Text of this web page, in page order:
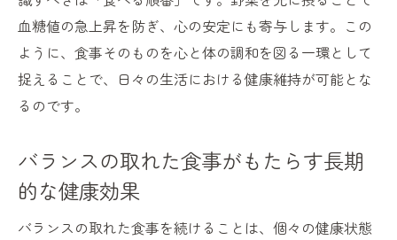
血糖値の急上昇を防ぎ、心の安定にも寄与します。この
ように、食事そのものを心と体の調和を図る一環として
捉えることで、日々の生活における健康維持が可能とな
るのです。
バランスの取れた食事がもたらす長期
的な健康効果
バランスの取れた食事を続けることは、個々の健康状態